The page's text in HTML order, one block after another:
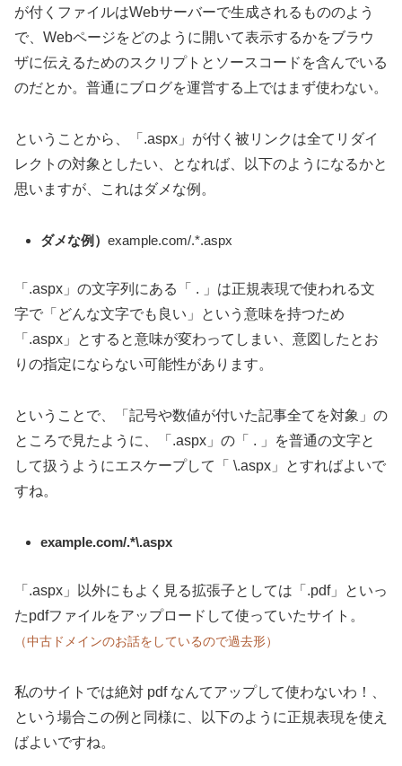
が付くファイルはWebサーバーで生成されるもののよう
で、Webページをどのように開いて表示するかをブラウ
ザに伝えるためのスクリプトとソースコードを含んでいる
のだとか。普通にブログを運営する上ではまず使わない。
ということから、「.aspx」が付く被リンクは全てリダイ
レクトの対象としたい、となれば、以下のようになるかと
思いますが、これはダメな例。
ダメな例）example.com/.*.aspx
「.aspx」の文字列にある「 . 」は正規表現で使われる文
字で「どんな文字でも良い」という意味を持つため
「.aspx」とすると意味が変わってしまい、意図したとお
りの指定にならない可能性があります。
ということで、「記号や数値が付いた記事全てを対象」の
ところで見たように、「.aspx」の「 . 」を普通の文字と
して扱うようにエスケープして「 \.aspx」とすればよいで
すね。
example.com/.*\.aspx
「.aspx」以外にもよく見る拡張子としては「.pdf」といっ
たpdfファイルをアップロードして使っていたサイト。
（中古ドメインのお話をしているので過去形）
私のサイトでは絶対 pdf なんてアップして使わないわ！、
という場合この例と同様に、以下のように正規表現を使え
ばよいですね。